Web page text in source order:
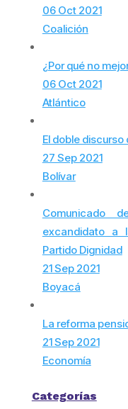
06 Oct 2021
Coalición
¿Por qué no
06 Oct 2021
Atlántico
El doble discurso
27 Sep 2021
Bolívar
Comunicado
excandidato a
Partido Dignidad
21 Sep 2021
Boyacá
La reforma
21 Sep 2021
Economía
Categorías